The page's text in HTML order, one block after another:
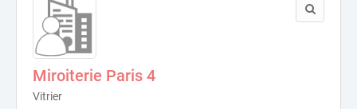
Miroiterie Paris 4
Vitrier